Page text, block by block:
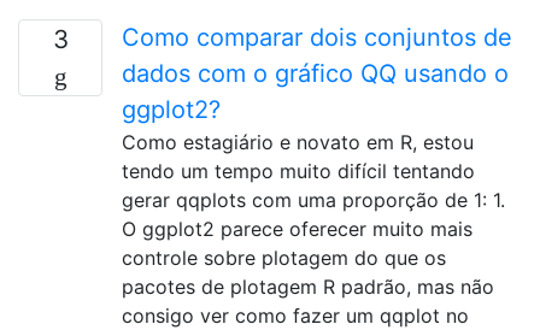
3
Como comparar dois conjuntos de
dados com o gráfico QQ usando o
ggplot2?
Como estagiário e novato em R, estou
tendo um tempo muito difícil tentando
gerar qqplots com uma proporção de 1: 1.
O ggplot2 parece oferecer muito mais
controle sobre plotagem do que os
pacotes de plotagem R padrão, mas não
consigo ver como fazer um qqplot no